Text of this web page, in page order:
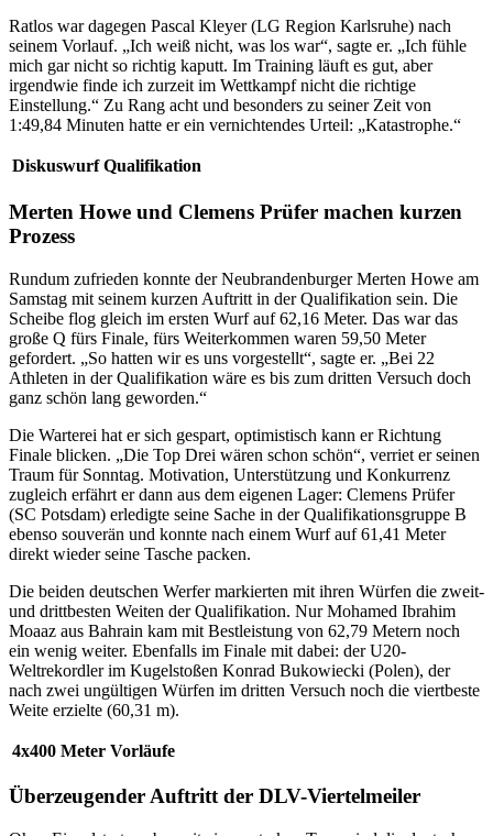
Ratlos war dagegen Pascal Kleyer (LG Region Karlsruhe) nach
seinem Vorlauf. „Ich weiß nicht, was los war“, sagte er. „Ich fühle
mich gar nicht so richtig kaputt. Im Training läuft es gut, aber
irgendwie finde ich zurzeit im Wettkampf nicht die richtige
Einstellung.“ Zu Rang acht und besonders zu seiner Zeit von
1:49,84 Minuten hatte er ein vernichtendes Urteil: „Katastrophe.“
Diskuswurf Qualifikation
Merten Howe und Clemens Prüfer machen kurzen
Prozess
Rundum zufrieden konnte der Neubrandenburger Merten Howe am
Samstag mit seinem kurzen Auftritt in der Qualifikation sein. Die
Scheibe flog gleich im ersten Wurf auf 62,16 Meter. Das war das
große Q fürs Finale, fürs Weiterkommen waren 59,50 Meter
gefordert. „So hatten wir es uns vorgestellt“, sagte er. „Bei 22
Athleten in der Qualifikation wäre es bis zum dritten Versuch doch
ganz schön lang geworden.“
Die Warterei hat er sich gespart, optimistisch kann er Richtung
Finale blicken. „Die Top Drei wären schon schön“, verriet er seinen
Traum für Sonntag. Motivation, Unterstützung und Konkurrenz
zugleich erfährt er dann aus dem eigenen Lager: Clemens Prüfer
(SC Potsdam) erledigte seine Sache in der Qualifikationsgruppe B
ebenso souverän und konnte nach einem Wurf auf 61,41 Meter
direkt wieder seine Tasche packen.
Die beiden deutschen Werfer markierten mit ihren Würfen die zweit-
und drittbesten Weiten der Qualifikation. Nur Mohamed Ibrahim
Moaaz aus Bahrain kam mit Bestleistung von 62,79 Metern noch
ein wenig weiter. Ebenfalls im Finale mit dabei: der U20-
Weltrekordler im Kugelstoßen Konrad Bukowiecki (Polen), der
nach zwei ungültigen Würfen im dritten Versuch noch die viertbeste
Weite erzielte (60,31 m).
4x400 Meter Vorläufe
Überzeugender Auftritt der DLV-Viertelmeiler